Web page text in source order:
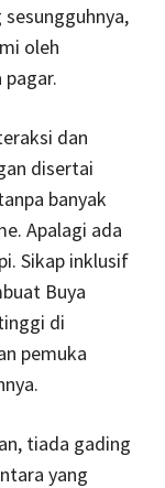
oleh
dan
disertai
banyak
Apalagi ada
Sikap inklusif
Buya
di
pemuka
tiada gading
yang